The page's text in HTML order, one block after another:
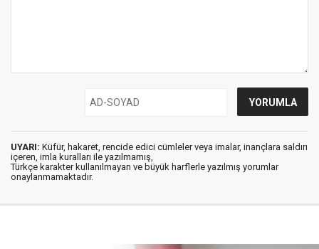
UYARI: Küfür, hakaret, rencide edici cümleler veya imalar, inançlara saldırı
içeren, imla kuralları ile yazılmamış,
Türkçe karakter kullanılmayan ve büyük harflerle yazılmış yorumlar
onaylanmamaktadır.